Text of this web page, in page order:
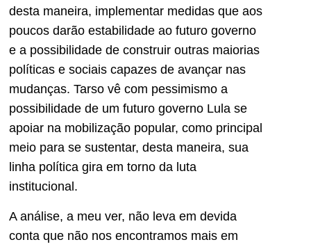
desta maneira, implementar medidas que aos
poucos darão estabilidade ao futuro governo
e a possibilidade de construir outras maiorias
políticas e sociais capazes de avançar nas
mudanças. Tarso vê com pessimismo a
possibilidade de um futuro governo Lula se
apoiar na mobilização popular, como principal
meio para se sustentar, desta maneira, sua
linha política gira em torno da luta
institucional.
A análise, a meu ver, não leva em devida
conta que não nos encontramos mais em